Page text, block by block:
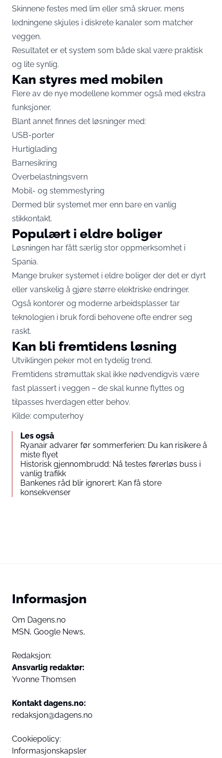
Skinnene festes med lim eller små skruer, mens
ledningene skjules i diskrete kanaler som matcher
veggen.
Resultatet er et system som både skal være praktisk
og lite synlig.
Kan styres med mobilen
Flere av de nye modellene kommer også med ekstra
funksjoner.
Blant annet finnes det løsninger med:
USB-porter
Hurtiglading
Barnesikring
Overbelastningsvern
Mobil- og stemmestyring
Dermed blir systemet mer enn bare en vanlig
stikkontakt.
Populært i eldre boliger
Løsningen har fått særlig stor oppmerksomhet i
Spania.
Mange bruker systemet i eldre boliger der det er dyrt
eller vanskelig å gjøre større elektriske endringer.
Også kontorer og moderne arbeidsplasser tar
teknologien i bruk fordi behovene ofte endrer seg
raskt.
Kan bli fremtidens løsning
Utviklingen peker mot en tydelig trend.
Fremtidens strømuttak skal ikke nødvendigvis være
fast plassert i veggen – de skal kunne flyttes og
tilpasses hverdagen etter behov.
Kilde: computerhoy
Les også
Ryanair advarer før sommerferien: Du kan risikere å
miste flyet
Historisk gjennombrudd: Nå testes førerløs buss i
vanlig trafikk
Bankenes råd blir ignorert: Kan få store
konsekvenser
Informasjon
Om Dagens.no
MSN, Google News,
Redaksjon:
Ansvarlig redaktør:
Yvonne Thomsen
Kontakt dagens.no:
redaksjon@dagens.no
Cookiepolicy:
Informasjonskapsler